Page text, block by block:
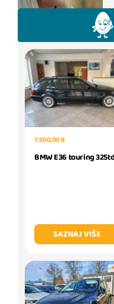
7.500,00 €
BMW E36 touring
SAZNAJ VIŠE